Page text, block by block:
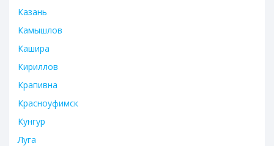
Казань
Камышлов
Кашира
Кириллов
Крапивна
Красноуфимск
Кунгур
Луга